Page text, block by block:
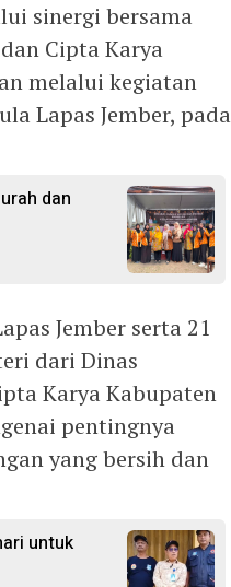
sinergi bersama
Cipta Karya
melalui kegiatan
Lapas Jember, pada
dan
Jember serta 21
dari Dinas
Karya Kabupaten
pentingnya
yang bersih dan
untuk